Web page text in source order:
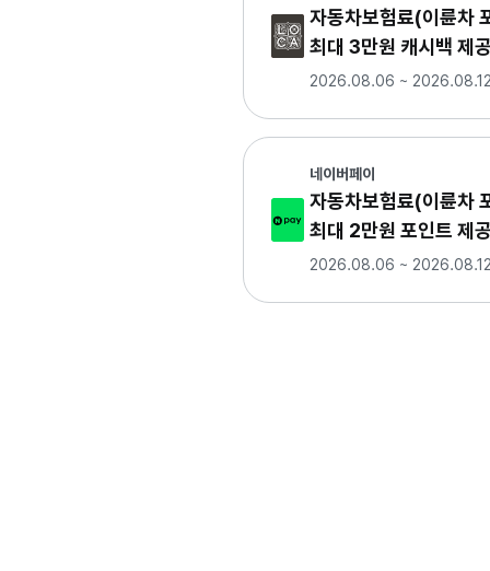
자동차보험료(이륜차
최대 3만원 캐시백 제
2026.08.06 ~
네이버페이
자동차보험료(이륜차
최대 2만원 포인트 제
2026.08.06 ~